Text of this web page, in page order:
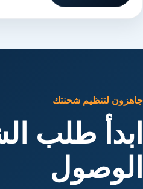
جاهزون لتنظيم شحنتك
ابدأ طلب
الوصول